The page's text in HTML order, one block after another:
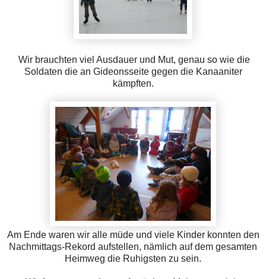
Wir brauchten viel Ausdauer und Mut, genau so wie die
Soldaten die an Gideonsseite gegen die Kanaaniter
kämpften.
Am Ende waren wir alle müde und viele Kinder konnten den
Nachmittags-Rekord aufstellen, nämlich auf dem gesamten
Heimweg die Ruhigsten zu sein.